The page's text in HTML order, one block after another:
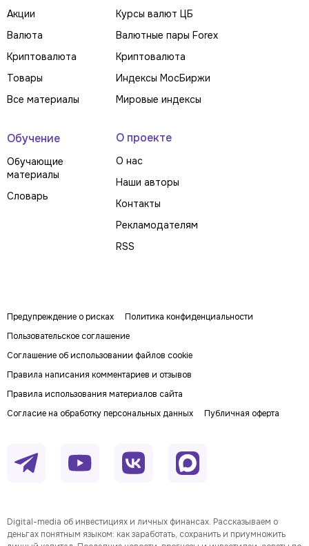
Акции
Валюта
Криптовалюта
Товары
Все материалы
Курсы валют ЦБ
Валютные пары Forex
Криптовалюта
Индексы МосБиржи
Мировые индексы
Обучение
Обучающие
материалы
Словарь
О проекте
О нас
Наши авторы
Контакты
Рекламодателям
RSS
Предупреждение о рисках
Политика конфиденциальности
Пользовательское соглашение
Соглашение об использовании файлов cookie
Правила написания комментариев и отзывов
Правила использования материалов сайта
Согласие на обработку персональных данных
Публичная оферта
Digital-media об инвестициях и личных финансах. Рассказываем о
деньгах понятным языком: как заработать, сохранить и приумножить